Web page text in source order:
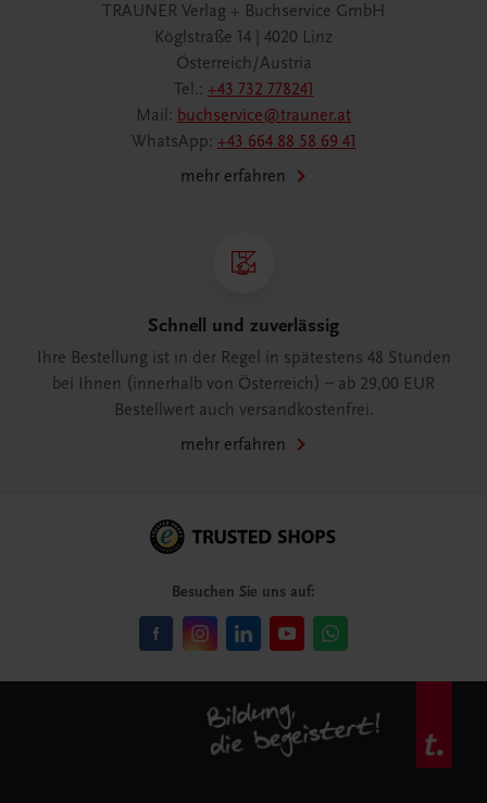
TRAUNER Verlag + Buchservice GmbH
Köglstraße 14 | 4020 Linz
Österreich/Austria
Tel.: +43 732 778241
Mail: buchservice@trauner.at
WhatsApp: +43 664 88 58 69 41
mehr erfahren
Schnell und zuverlässig
Ihre Bestellung ist in der Regel in spätestens 48 Stunden
bei Ihnen (innerhalb von Österreich) – ab 29,00 EUR
Bestellwert auch versandkostenfrei.
mehr erfahren
Besuchen Sie uns auf: